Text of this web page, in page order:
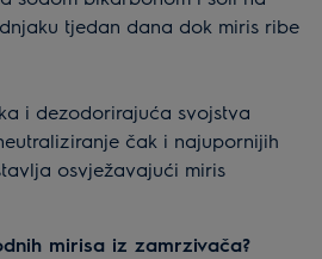
tjedan dana dok miris ribe
i dezodorirajuća svojstva
čak i najupornijih
osvježavajući miris
mirisa iz zamrzivača?